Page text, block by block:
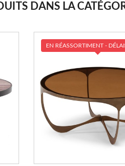
DANS LA
EN RÉASSORTIMENT -